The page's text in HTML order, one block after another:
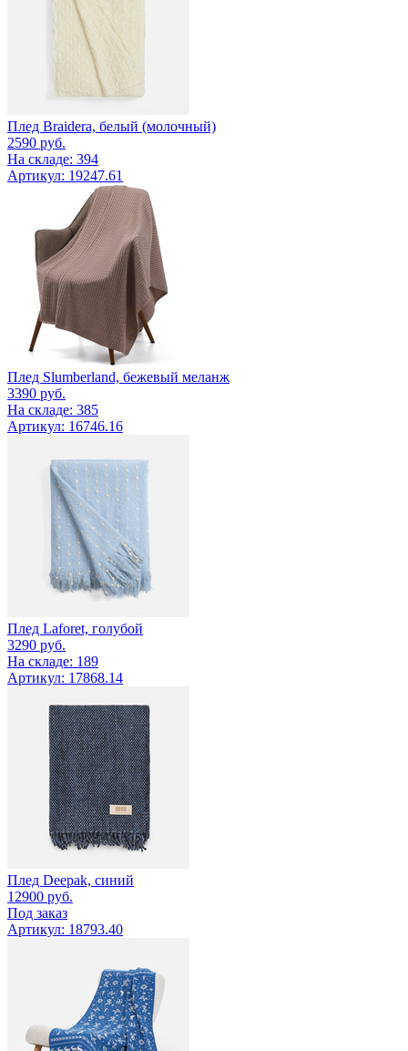
Плед Braidera, белый (молочный)
2590 руб.
На складе: 394
Артикул: 19247.61
Плед Slumberland, бежевый меланж
3390 руб.
На складе: 385
Артикул: 16746.16
Плед Laforet, голубой
3290 руб.
На складе: 189
Артикул: 17868.14
Плед Deepak, синий
12900 руб.
Под заказ
Артикул: 18793.40